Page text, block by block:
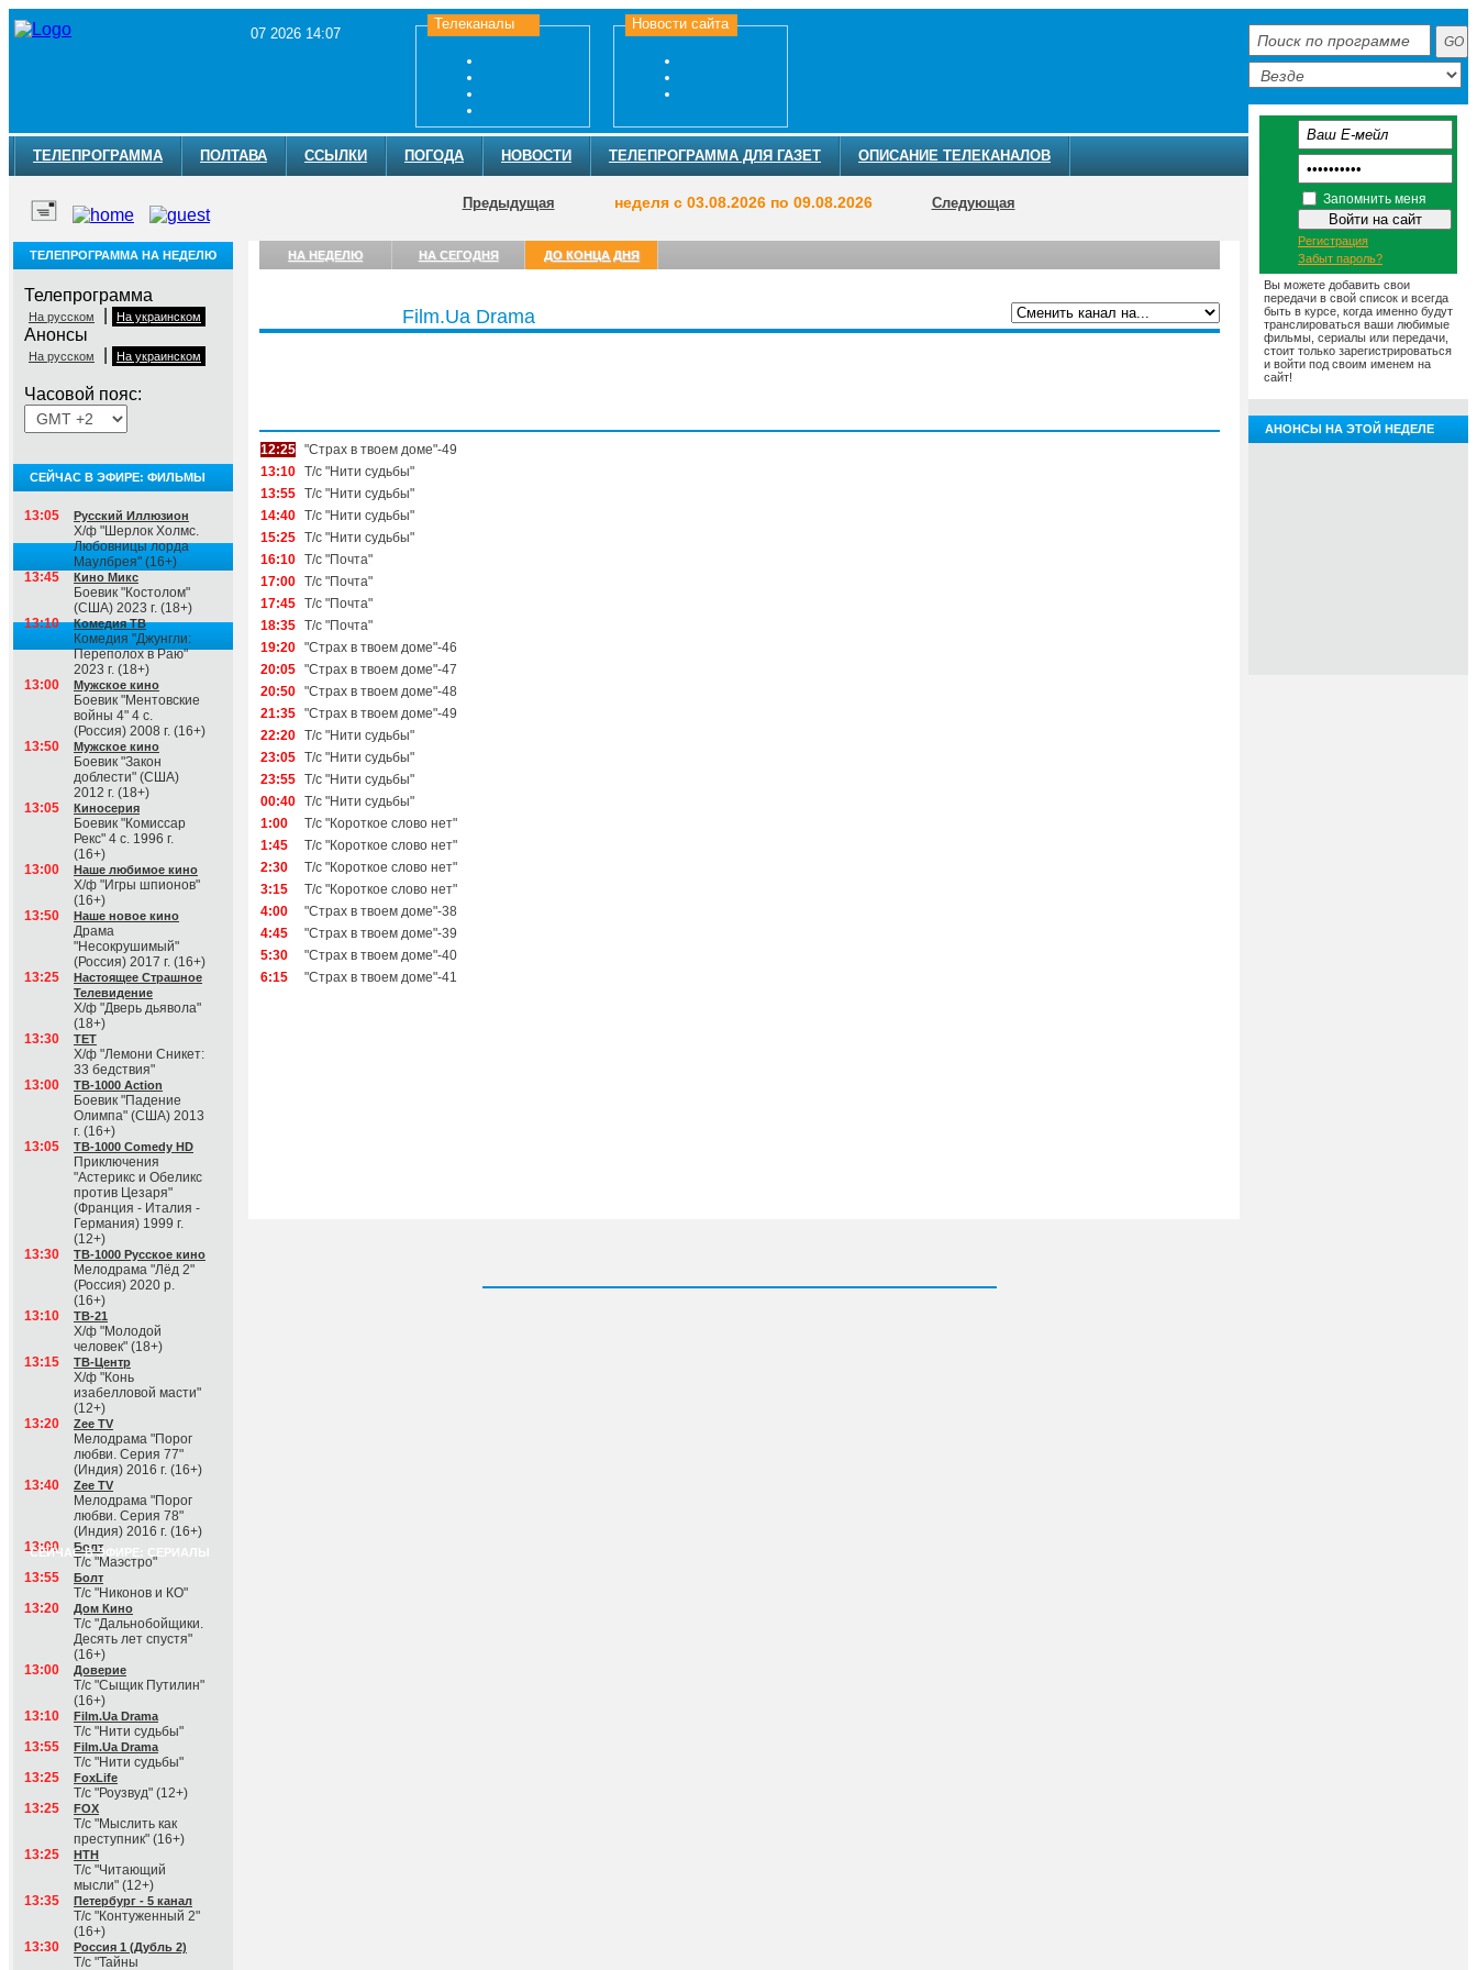
07 2026 14:07
Телеканалы Новости сайта
ТЕЛЕПРОГРАММА ПОЛТАВА ССЫЛКИ ПОГОДА НОВОСТИ ТЕЛЕПРОГРАММА ДЛЯ ГАЗЕТ ОПИСАНИЕ ТЕЛЕКАНАЛОВ
Предыдущая неделя с 03.08.2026 по 09.08.2026 Следующая
ТЕЛЕПРОГРАММА НА НЕДЕЛЮ
Телепрограмма
На русском На украинском
Анонсы
На русском На украинском
Часовой пояс:
СЕЙЧАС В ЭФИРЕ: ФИЛЬМЫ
13:05 Русский Иллюзион
Х/ф "Шерлок Холмс.
Любовницы лорда
Маулбрея" (16+)
13:45
Кино Микс
Боевик "Костолом"
(США) 2023 г. (18+)
13:10
Комедия ТВ
Комедия "Джунгли:
Переполох в Раю"
2023 г. (18+)
13:00
Мужское кино
Боевик "Ментовские
войны 4" 4 с.
(Россия) 2008 г. (16+)
13:50
Мужское кино
Боевик "Закон
доблести" (США)
2012 г. (18+)
13:05
Киносерия
Боевик "Комиссар
Рекс" 4 с. 1996 г.
(16+)
13:00
Наше любимое кино
Х/ф "Игры шпионов"
(16+)
13:50
Наше новое кино
Драма
"Несокрушимый"
(Россия) 2017 г. (16+)
13:25
Настоящее Страшное
Телевидение
Х/ф "Дверь дьявола"
(18+)
13:30
ТЕТ
Х/ф "Лемони Сникет:
33 бедствия"
13:00
ТВ-1000 Action
Боевик "Падение
Олимпа" (США) 2013
г. (16+)
13:05
ТВ-1000 Comedy HD
Приключения
"Астерикс и Обеликс
против Цезаря"
(Франция - Италия -
Германия) 1999 г.
(12+)
13:30
ТВ-1000 Русское кино
Мелодрама "Лёд 2"
(Россия) 2020 р.
(16+)
13:10
ТВ-21
Х/ф "Молодой
человек" (18+)
13:15
ТВ-Центр
Х/ф "Конь
изабелловой масти"
(12+)
13:20
Zee TV
Мелодрама "Порог
любви. Серия 77"
(Индия) 2016 г. (16+)
13:40
Zee TV
Мелодрама "Порог
любви. Серия 78"
(Индия) 2016 г. (16+)
СЕЙЧАС В ЭФИРЕ: СЕРИАЛЫ
13:00 Болт
Т/с "Маэстро"
13:55
Болт
Т/с "Никонов и КО"
13:20
Дом Кино
Т/с "Дальнобойщики.
Десять лет спустя"
(16+)
13:00
Доверие
Т/с "Сыщик Путилин"
(16+)
13:10
Film.Ua Drama
Т/с "Нити судьбы"
13:55
Film.Ua Drama
Т/с "Нити судьбы"
13:25
FoxLife
Т/с "Роузвуд" (12+)
13:25
FOX
Т/с "Мыслить как
преступник" (16+)
13:25
НТН
Т/с "Читающий
мысли" (12+)
13:35
Петербург - 5 канал
Т/с "Контуженный 2"
(16+)
13:30
Россия 1 (Дубль 2)
Т/с "Тайны
НА НЕДЕЛЮ НА СЕГОДНЯ ДО КОНЦА ДНЯ
Film.Ua Drama
12:25 "Страх в твоем доме"-49
13:10 Т/с "Нити судьбы"
13:55 Т/с "Нити судьбы"
14:40 Т/с "Нити судьбы"
15:25 Т/с "Нити судьбы"
16:10 Т/с "Почта"
17:00 Т/с "Почта"
17:45 Т/с "Почта"
18:35 Т/с "Почта"
19:20 "Страх в твоем доме"-46
20:05 "Страх в твоем доме"-47
20:50 "Страх в твоем доме"-48
21:35 "Страх в твоем доме"-49
22:20 Т/с "Нити судьбы"
23:05 Т/с "Нити судьбы"
23:55 Т/с "Нити судьбы"
00:40 Т/с "Нити судьбы"
1:00
Т/с "Короткое слово нет"
1:45
Т/с "Короткое слово нет"
2:30
Т/с "Короткое слово нет"
3:15
Т/с "Короткое слово нет"
4:00
"Страх в твоем доме"-38
4:45
"Страх в твоем доме"-39
5:30
"Страх в твоем доме"-40
6:15
"Страх в твоем доме"-41
Запомнить меня
Регистрация
Забыт пароль?
Вы можете добавить свои
передачи в свой список и всегда
быть в курсе, когда именно будут
транслироваться ваши любимые
фильмы, сериалы или передачи,
стоит только зарегистрироваться
и войти под своим именем на
сайт!
АНОНСЫ НА ЭТОЙ НЕДЕЛЕ